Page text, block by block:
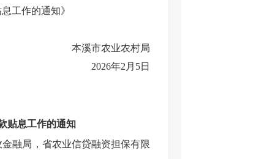
工作的通知》
本溪市农业农村局
2026年2月5日
贴息工作的通知
融局，省农业信贷融资担保有限